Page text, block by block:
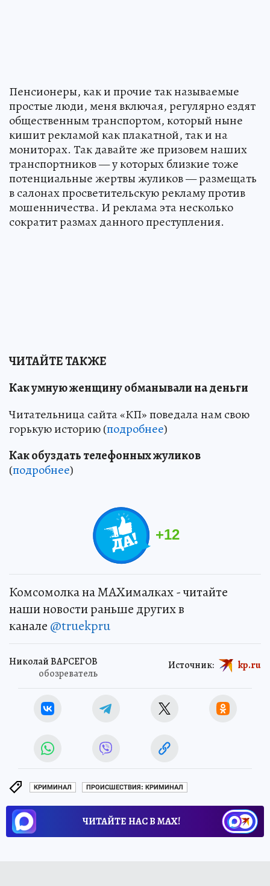
Пенсионеры, как и прочие так называемые
простые люди, меня включая, регулярно ездят
общественным транспортом, который ныне
кишит рекламой как плакатной, так и на
мониторах. Так давайте же призовем наших
транспортников — у которых близкие тоже
потенциальные жертвы жуликов — размещать
в салонах просветительскую рекламу против
мошенничества. И реклама эта несколько
сократит размах данного преступления.
ЧИТАЙТЕ ТАКЖЕ
Как умную женщину обманывали на деньги
Читательница сайта «КП» поведала нам свою
горькую историю (подробнее)
Как обуздать телефонных жуликов
(подробнее)
+12
Комсомолка на MAXималках - читайте
наши новости раньше других в
канале @truekpru
Николай ВАРСЕГОВ
обозреватель
Источник: kp.ru
КРИМИНАЛ ПРОИСШЕСТВИЯ: КРИМИНАЛ
ЧИТАЙТЕ НАС В МАХ!